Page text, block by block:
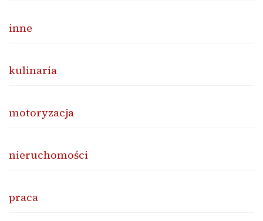
inne
kulinaria
motoryzacja
nieruchomości
praca